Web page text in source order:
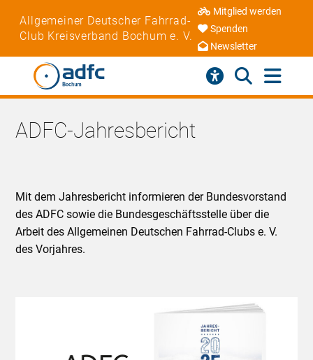
Allgemeiner Deutscher Fahrrad-
Club Kreisverband Bochum e. V.
Mitglied werden
Spenden
Newsletter
ADFC-Jahresbericht
Mit dem Jahresbericht informieren der Bundesvorstand
des ADFC sowie die Bundesgeschäftsstelle über die
Arbeit des Allgemeinen Deutschen Fahrrad-Clubs e. V.
des Vorjahres.